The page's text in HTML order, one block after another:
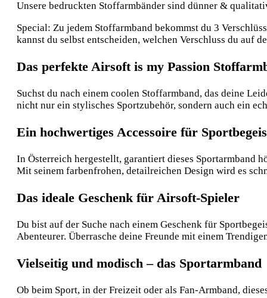
Unsere bedruckten Stoffarmbänder sind dünner &
Special: Zu jedem Stoffarmband bekommst du 3
kannst du selbst entscheiden, welchen Verschluss du auf
Das perfekte Airsoft is my Passion
Suchst du nach einem coolen Stoffarmband, das deine
nicht nur ein stylisches Sportzubehör, sondern auch ein
Ein hochwertiges Accessoire für
In Österreich hergestellt, garantiert dieses Sportarmband
Mit seinem farbenfrohen, detailreichen Design wird es
Das ideale Geschenk für Airsoft-Spieler
Du bist auf der Suche nach einem Geschenk für
Abenteurer. Überrasche deine Freunde mit einem
Vielseitig und modisch – das Sportarmband
Ob beim Sport, in der Freizeit oder als Fan-Armband,